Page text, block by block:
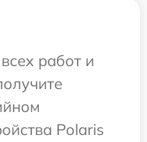
работ и
Polaris